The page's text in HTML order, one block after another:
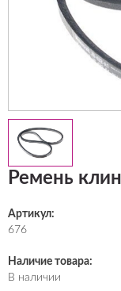
Ремень
Артикул:
676
Наличие товара:
В наличии